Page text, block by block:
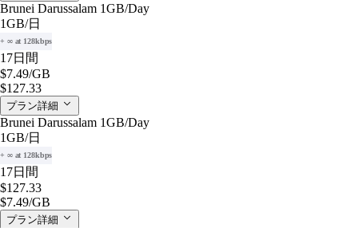
Brunei Darussalam 1GB/Day
1GB/日
+ ∞ at 128kbps
17日間
$7.49/GB
$127.33
プラン詳細
Brunei Darussalam 1GB/Day
1GB/日
+ ∞ at 128kbps
17日間
$127.33
$7.49/GB
プラン詳細